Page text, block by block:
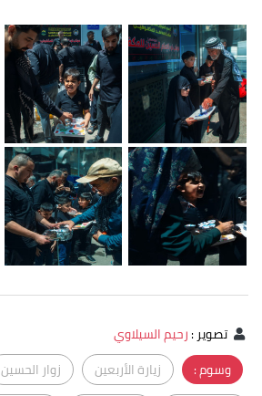
تصوير:رحيم السيلاوي
وسوم :
زيارة الأربعين زوار الحسين